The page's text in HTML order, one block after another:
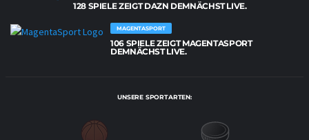
128 SPIELE ZEIGT DAZN DEMNÄCHST LIVE.
MAGENTASPORT
106 SPIELE ZEIGT MAGENTASPORT
DEMNÄCHST LIVE.
UNSERE SPORTARTEN: